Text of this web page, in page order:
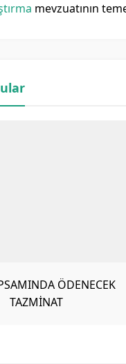
mevzuatının
ÖDENECEK
TAZMİNAT